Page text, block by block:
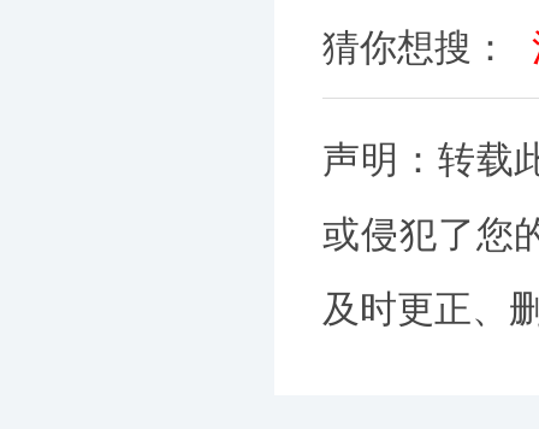
猜你想搜：
声明：转载
或侵犯了您
及时更正、